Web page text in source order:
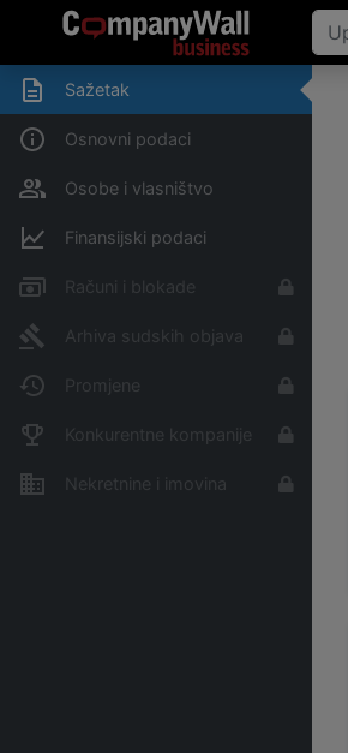
Sažetak
Osnovni podaci
Osobe i vlasništvo
Finansijski podaci
Računi i blokade
Arhiva sudskih objava
Promjene
Konkurentne kompanije
Nekretnine i imovina